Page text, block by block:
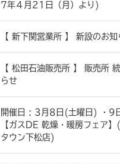
7年４月21日（月）より)
【 新下関営業所 】 新設のお知
【 松田石油販売所 】 販売所
らせ
開催日 : 3月8日(土曜日) ・9
【ガスDE 乾燥・暖房フェア】
タウン下松店)